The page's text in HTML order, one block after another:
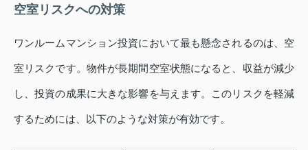
空室リスクへの対策
ワンルームマンション投資において最も懸念されるのは、空
室リスクです。物件が長期間空室状態になると、収益が減少
し、投資の成果に大きな影響を与えます。このリスクを軽減
するためには、以下のような対策が有効です。